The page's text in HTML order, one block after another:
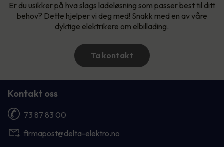
Er du usikker på hva slags ladeløsning som passer best til ditt
behov? Dette hjelper vi deg med! Snakk med en av våre
dyktige elektrikere om elbillading.
Ta kontakt
Kontakt oss
73 87 83 00
firmapost@delta-elektro.no